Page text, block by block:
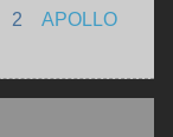
2
APOLLO